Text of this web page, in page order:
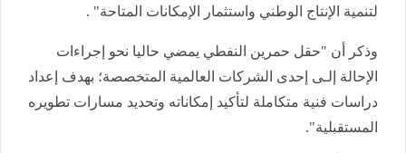
لتنمية الإنتاج الوطني واستثمار الإمكانات المتاحة" .
وذكر أن "حقل حمرين النفطي يمضي حاليا نحو إجراءات
الإحالة إلـى إحدى الشركات العالمية المتخصصة؛ بهدف إعداد
دراسات فنية متكاملة لتأكيد إمكاناته وتحديد مسارات تطويره
المستقبلية".